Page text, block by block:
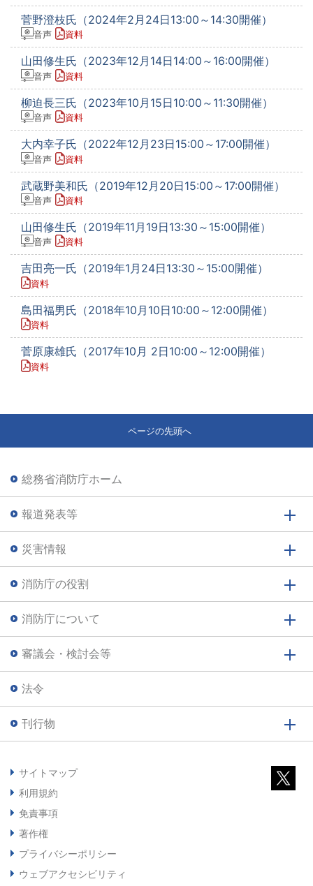
菅野澄枝氏（2024年2月24日13:00～14:30開催）
音声 資料
山田修生氏（2023年12月14日14:00～16:00開催）
音声 資料
柳迫長三氏（2023年10月15日10:00～11:30開催）
音声 資料
大内幸子氏（2022年12月23日15:00～17:00開催）
音声 資料
武蔵野美和氏（2019年12月20日15:00～17:00開催）
音声 資料
山田修生氏（2019年11月19日13:30～15:00開催）
音声 資料
吉田亮一氏（2019年1月24日13:30～15:00開催）
資料
島田福男氏（2018年10月10日10:00～12:00開催）
資料
菅原康雄氏（2017年10月 2日10:00～12:00開催）
資料
ページの先頭へ
総務省消防庁ホーム
報道発表等
災害情報
消防庁の役割
消防庁について
審議会・検討会等
法令
刊行物
サイトマップ
利用規約
免責事項
著作権
プライバシーポリシー
ウェブアクセシビリティ